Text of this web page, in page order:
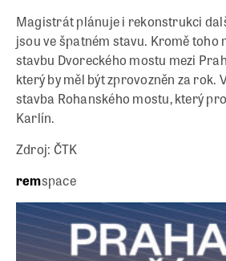
Magistrát plánuje i rekonstrukci
jsou ve špatném stavu. Kromě
stavbu Dvoreckého mostu mezi
který by měl být zprovozněn za rok.
stavba Rohanského mostu, který
Karlín.
Zdroj: ČTK
remspace